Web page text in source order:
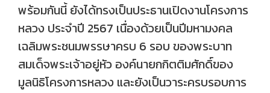
พร้อมกันนี้ ยังได้ทรงเป็นประธานเปิดงานโครงการ
หลวง ประจำปี 2567 เนื่องด้วยเป็นปีมหามงคล
เฉลิมพระชนมพรรษาครบ 6 รอบ ของพระบาท
สมเด็จพระเจ้าอยู่หัว องค์นายกกิตติมศักดิ์ของ
มูลนิธิโครงการหลวง และยังเป็นวาระครบรอบการ